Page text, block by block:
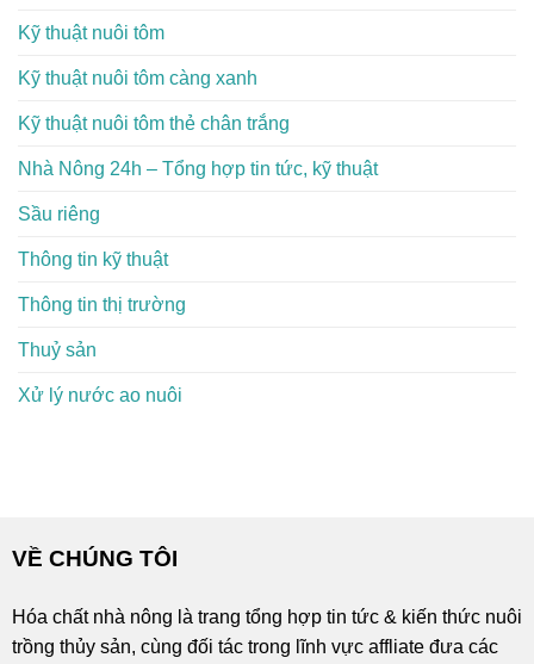
Kỹ thuật nuôi tôm
Kỹ thuật nuôi tôm càng xanh
Kỹ thuật nuôi tôm thẻ chân trắng
Nhà Nông 24h – Tổng hợp tin tức, kỹ thuật
Sầu riêng
Thông tin kỹ thuật
Thông tin thị trường
Thuỷ sản
Xử lý nước ao nuôi
VỀ CHÚNG TÔI
Hóa chất nhà nông là trang tổng hợp tin tức & kiến thức nuôi
trồng thủy sản, cùng đối tác trong lĩnh vực affliate đưa các